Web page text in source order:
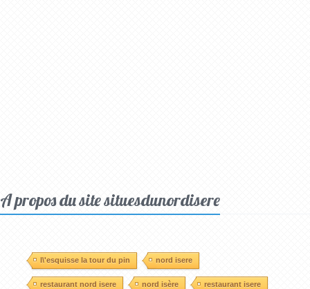
A propos du site situesdunordisere
l\'esquisse la tour du pin nord isere
restaurant nord isere nord isère restaurant isere